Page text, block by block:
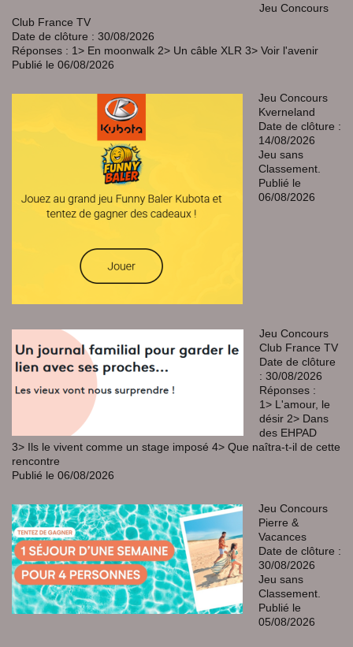
Jeu Concours
Club France TV
Date de clôture : 30/08/2026
Réponses : 1> En moonwalk 2> Un câble XLR 3> Voir l'avenir
Publié le 06/08/2026
Jeu Concours
Kverneland
Date de clôture :
14/08/2026
Jeu sans
Classement.
Publié le
06/08/2026
Jeu Concours
Club France TV
Date de clôture
: 30/08/2026
Réponses :
1> L'amour, le
désir 2> Dans
des EHPAD
3> Ils le vivent comme un stage imposé 4> Que naîtra-t-il de cette
rencontre
Publié le 06/08/2026
Jeu Concours
Pierre &
Vacances
Date de clôture :
30/08/2026
Jeu sans
Classement.
Publié le
05/08/2026